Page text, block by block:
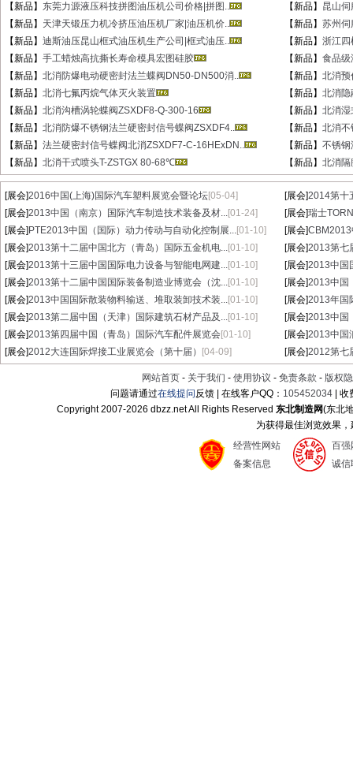
【新品】 东莞力源液压科技拼图油压机公司价格|拼图.. 【新品】 昆山
【新品】 天津天锻压力机冷挤压油压机厂家|油压机价.. 【新品】 苏州伺
【新品】 迪斯油压昆山框式油压机生产公司|框式油压.. 【新品】 浙江四
【新品】 手工蜡烛高抗撕长寿命模具宏图硅胶 【新品】 食品级
【新品】 北消防爆电动硬密封法兰蝶阀DN50-DN500消.. 【新品】 北消预
【新品】 北消七氟丙烷气体灭火装置 【新品】 北消
【新品】 北消沟槽涡轮蝶阀ZSXDF8-Q-300-16 【新品】 北消湿
【新品】 北消防爆不锈钢法兰硬密封信号蝶阀ZSXDF4.. 【新品】 北消不
【新品】 法兰硬密封信号蝶阀北消ZSXDF7-C-16HExDN.. 【新品】 不锈钢
【新品】 北消干式喷头T-ZSTGX 80-68℃ 【新品】 北消
[展会]2016中国(上海)国际汽车塑料展览会暨论坛[05-04] [展会]2014第十
[展会]2013中国（南京）国际汽车制造技术装备及材...[01-24] [展会]瑞士
[展会] PTE2013中国（国际）动力传动与自动化控制展...[01-10] [展会]CBM2013
[展会]2013第十二届中国北方（青岛）国际五金机电...[01-10] [展会]2013第七
[展会]2013第十三届中国国际电力设备与智能电网建...[01-10] [展会]2013中国
[展会]2013第十二届中国国际装备制造业博览会（沈...[01-10] [展会]2013中国
[展会]2013中国国际散装物料输送、堆取装卸技术装...[01-10] [展会]2013年国
[展会]2013第二届中国（天津）国际建筑石材产品及...[01-10] [展会]2013中国
[展会]2013第四届中国（青岛）国际汽车配件展览会[01-10] [展会]2013中国
[展会]2012大连国际焊接工业展览会（第十届） [04-09] [展会]2012第七
网站首页 - 关于我们 - 使用协议 - 免责条款 - 版权
问题请通过在线提问反馈 | 在线客户QQ： 105452034 |
Copyright 2007-2026 dbzz.net All Rights Reserved东北制造网(东北
为获得最佳浏览效果
经营性网站
备案信息
百强
诚信